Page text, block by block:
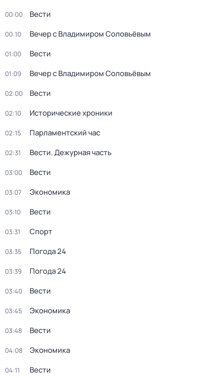
00:00 Вести
00:10 Вечер с Владимиром Соловьёвым
01:00 Вести
01:09 Вечер с Владимиром Соловьёвым
02:00 Вести
02:10 Исторические хроники
02:15 Парламентский час
02:31 Вести. Дежурная часть
03:00 Вести
03:07 Экономика
03:10 Вести
03:31 Спорт
03:35 Погода 24
03:39 Погода 24
03:40 Вести
03:45 Экономика
03:48 Вести
04:08 Экономика
04:11 Вести